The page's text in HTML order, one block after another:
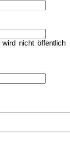
nicht öffentlich